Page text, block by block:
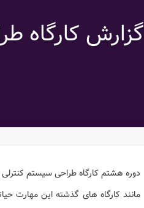
گزارش کارگاه
دوره هشتم کارگاه طراحی سیستم کنترلی در مدیریت به
مانند کارگاه های گذشته این مهارت